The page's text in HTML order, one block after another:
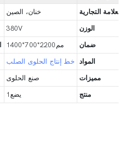
خنان، الصين
التجارية
380V
الوزن
مم2200*700*1400
ضمان
خط إنتاج الحلوى الصلب المواد
صنع الحلوى
مميزات
يضع1 منتج